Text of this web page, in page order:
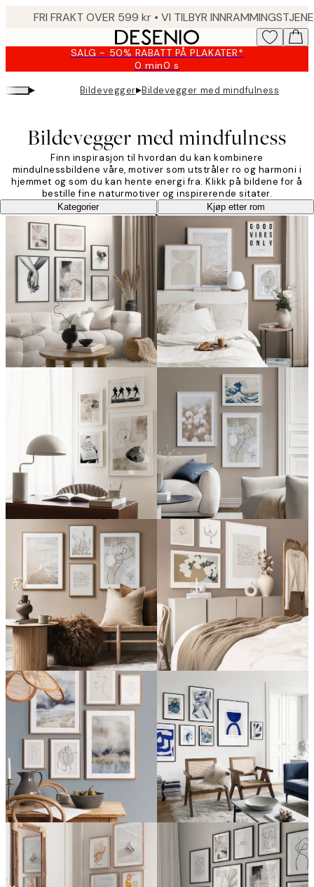
SALG - 50% RABATT PÅ PLAKATER*
0 min0 s
Gyldig
til
og
08-
10
▸ Bildevegger▸Bildevegger med mindfulness
Bildevegger med mindfulness
Finn inspirasjon til hvordan du kan kombinere
mindulnessbildene våre, motiver som utstråler ro og harmoni i
hjemmet og som du kan hente energi fra. Klikk på bildene for å
bestille fine naturmotiver og inspirerende sitater.
Kategorier Kjøp etter rom